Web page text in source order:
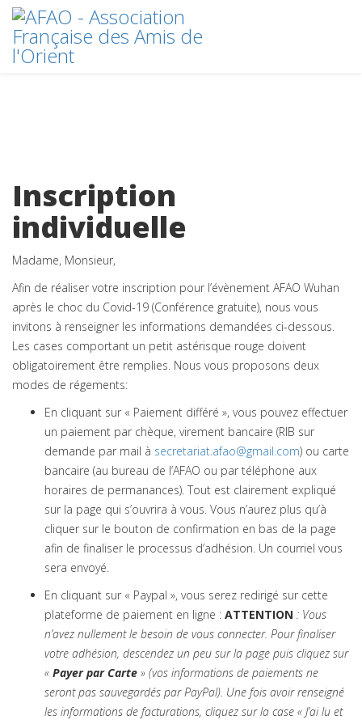
Inscription
individuelle
Madame, Monsieur,
Afin de réaliser votre inscription pour l’évènement AFAO Wuhan
après le choc du Covid-19 (Conférence gratuite), nous vous
invitons à renseigner les informations demandées ci-dessous.
Les cases comportant un petit astérisque rouge doivent
obligatoirement être remplies. Nous vous proposons deux
modes de régements:
En cliquant sur « Paiement différé », vous pouvez effectuer
un paiement par chèque, virement bancaire (RIB sur
demande par mail à secretariat.afao@gmail.com) ou carte
bancaire (au bureau de l’AFAO ou par téléphone aux
horaires de permanances). Tout est clairement expliqué
sur la page qui s’ouvrira à vous. Vous n’aurez plus qu’à
cliquer sur le bouton de confirmation en bas de la page
afin de finaliser le processus d’adhésion. Un courriel vous
sera envoyé.
En cliquant sur « Paypal », vous serez redirigé sur cette
plateforme de paiement en ligne : ATTENTION : Vous
n’avez nullement le besoin de vous connecter. Pour finaliser
votre adhésion, descendez un peu sur la page puis cliquez sur
« Payer par Carte » (vos informations de paiements ne
seront pas sauvegardés par PayPal). Une fois avoir renseigné
les informations de facturations, cliquez sur la case « J’ai lu et